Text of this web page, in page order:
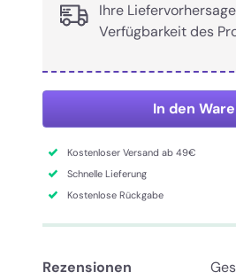
Ihre
Verfügbarkeit des
In den
Kostenloser Versand ab 49€
Schnelle Lieferung
Kostenlose Rückgabe
Rezensionen